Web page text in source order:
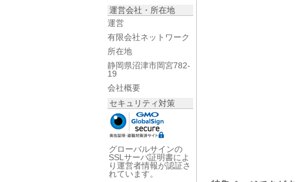
運営会社・所在地
運営
有限会社ネットワーク
所在地
静岡県沼津市岡宮782-
19
会社概要
セキュリティ対策
グローバルサインの
SSLサーバ証明書によ
り運営者情報が認証さ
れています。